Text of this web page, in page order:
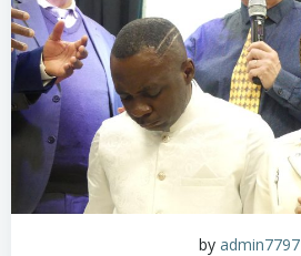
by admin7797